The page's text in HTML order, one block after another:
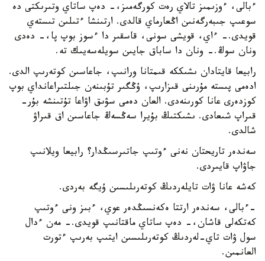
ءبالى، ءوزىمىز تالاي رەت كورگەمىز،- دەپ ساتاي وتىرىكتى دە
سوعىپ جىبەرگەنىن اڭعارماي قالدى. ارتىنشا ءتىلىن تىستەي
قويدى.- ءاي، قويشى سونى، قاسقىر دا ءسوز بوپ پا،- دەدى
ونان سوڭ.- ونان دا ساباق جايىن سويلەسەيىك تە.
رابيعا قايتادان ىشىككە قىمتانا ورانىپ، جاعاسىن كوتەرىپ الدى.
ادەمى پىستە مۇرىنى قىزارىپ، ۇڭگىر تۇبىنەن جىلتىراعانداي بوپ
كوزدەرى عانا كورىنەدى. العان دەمى سۋىق اۋاعا تۇتىنشە بۇر-
قىراپ شىعادى. ىشىكتىڭ بۇيرا سەڭسەڭ جاعاسىن اق قىراۋ
شالدى.
سەندەر تاريحتان نەنى ءوتىپ جاتىرسىڭدار؟ رابيعا ويلانىپ
جاۋاپ قايىردى.
كەشە عانا ۋات تايلەردىڭ كوتەرىلىسىن ۇيگە بەردى.
-ءبالى، سەندەر ارتتا ەكەنسىڭدەر عوي، ءبىز ونى ءوتىپ
كەتكەلى قاشان،- دەپ ساتاي ماقتانىپ قويدى.- مەن ءدال
سول ۋات تاي-لەردىڭ كوتەرىلىسىن ايتىپ بەرىپ ءتورت
العانمىن.